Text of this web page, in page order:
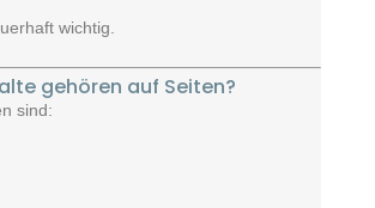
wichtig.
gehören auf Seiten?
sind: